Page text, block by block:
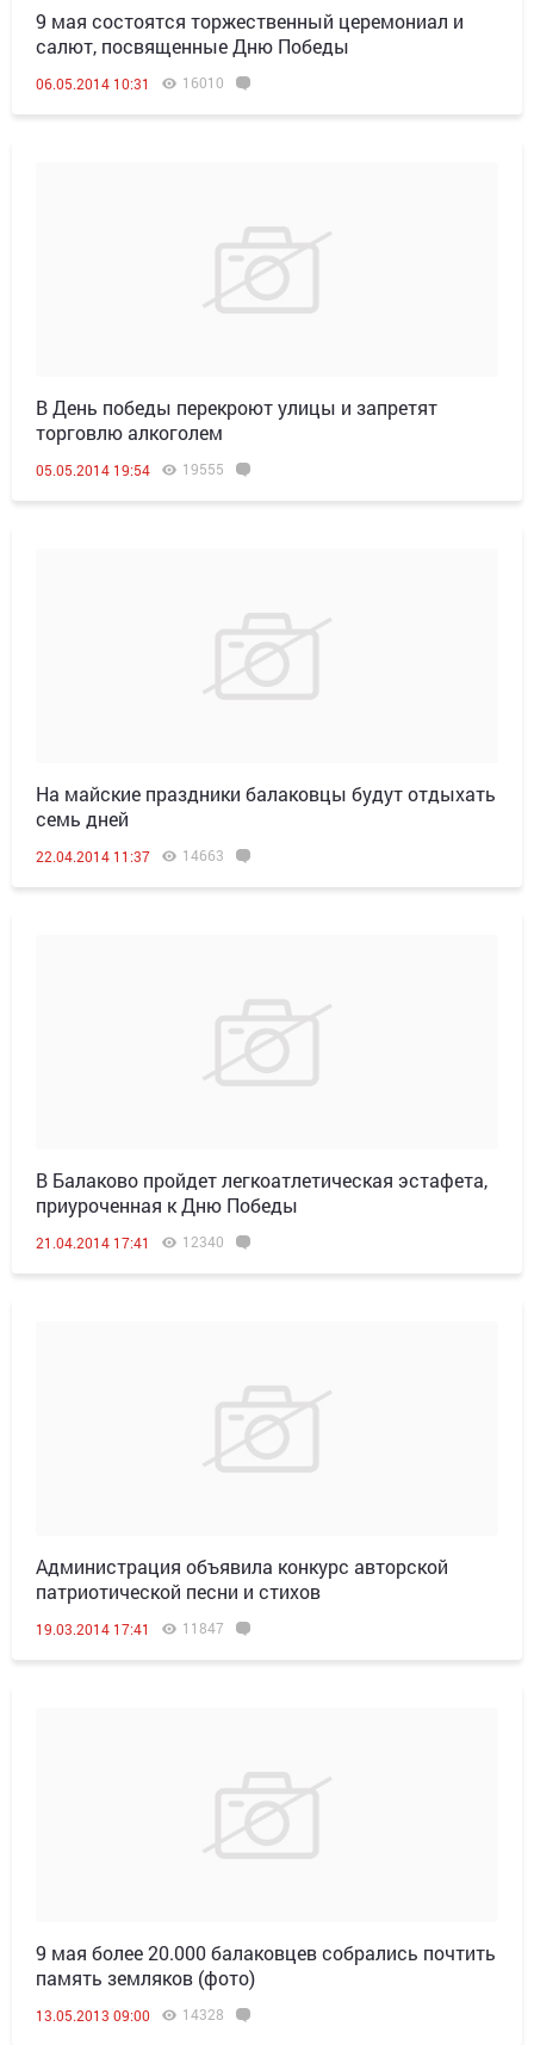
9 мая состоятся торжественный церемониал и
салют, посвященные Дню Победы
06.05.2014 10:31 16010
В День победы перекроют улицы и запретят
торговлю алкоголем
05.05.2014 19:54 19555
На майские праздники балаковцы будут отдыхать
семь дней
22.04.2014 11:37 14663
В Балаково пройдет легкоатлетическая эстафета,
приуроченная к Дню Победы
21.04.2014 17:41 12340
Администрация объявила конкурс авторской
патриотической песни и стихов
19.03.2014 17:41 11847
9 мая более 20.000 балаковцев собрались почтить
память земляков (фото)
13.05.2013 09:00 14328